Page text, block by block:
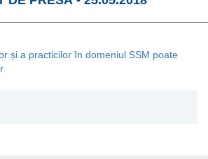
și a practicilor în domeniul SSM poate